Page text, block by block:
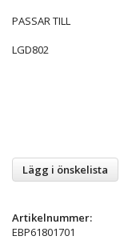
PASSAR TILL
LGD802
Lägg i önskelista
Artikelnummer:
EBP61801701